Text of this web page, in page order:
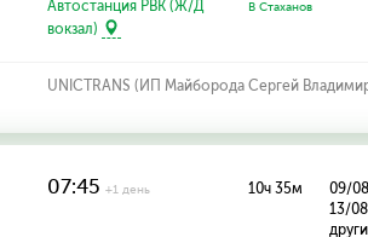
Автостанция РВК (Ж/Д
вокзал)
В Стаханов
UNICTRANS (ИП Майборода Сергей
07:45+1 день 10ч 35м
09/
13/08